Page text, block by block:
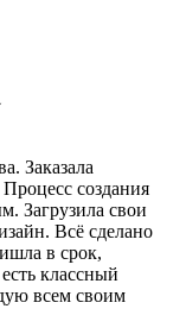
Заказала
создания
Загрузила свои
Всё сделано
в срок,
классный
всем своим